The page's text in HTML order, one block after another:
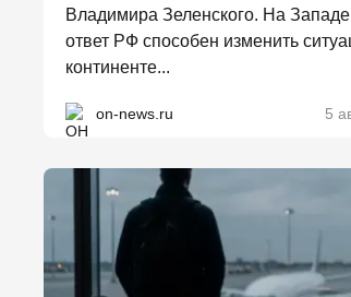
Владимира Зеленского. На Западе
ответ РФ способен изменить
континенте...
on-news.ru 5